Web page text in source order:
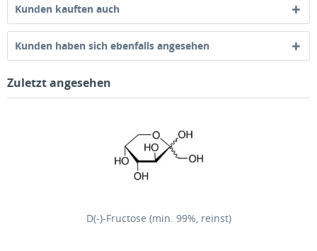
Kunden kauften auch
Kunden haben sich ebenfalls angesehen
Zuletzt angesehen
D(-)-Fructose (min. 99%, reinst)